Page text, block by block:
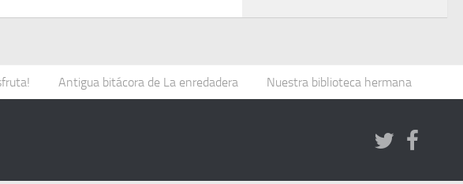
Antigua bitácora de La enredadera Nuestra biblioteca hermana